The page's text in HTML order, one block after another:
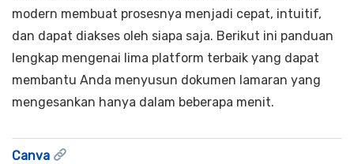
modern membuat prosesnya menjadi cepat, intuitif,
dan dapat diakses oleh siapa saja. Berikut ini panduan
lengkap mengenai lima platform terbaik yang dapat
membantu Anda menyusun dokumen lamaran yang
mengesankan hanya dalam beberapa menit.
Canva